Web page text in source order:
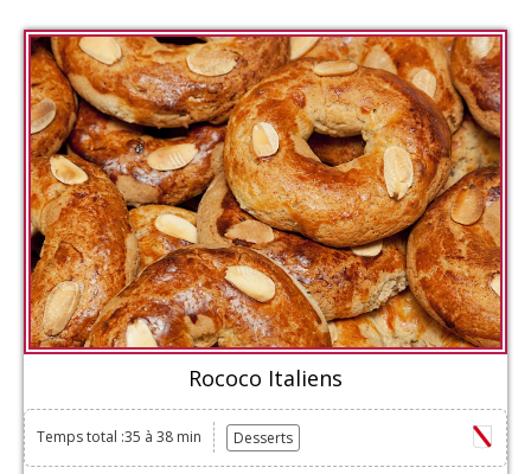
Rococo Italiens
Temps total :35 à 38 min Desserts